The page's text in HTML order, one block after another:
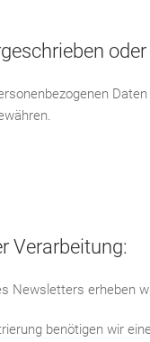
Verarbeitung:
Newsletters erheben
benötigen wir